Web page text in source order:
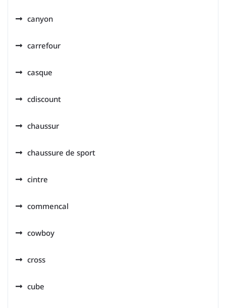
canyon
carrefour
casque
cdiscount
chaussur
chaussure de sport
cintre
commencal
cowboy
cross
cube